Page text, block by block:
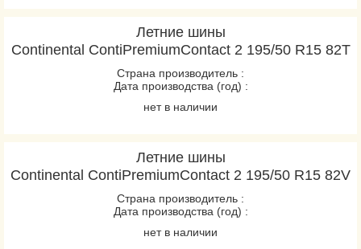
Летние шины
Continental ContiPremiumContact 2 195/50 R15 82T
Страна производитель :
Дата производства (год) :
нет в наличии
Летние шины
Continental ContiPremiumContact 2 195/50 R15 82V
Страна производитель :
Дата производства (год) :
нет в наличии